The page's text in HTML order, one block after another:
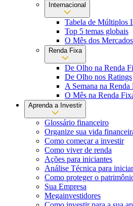
Internacional
Tabela de Múltiplos
Top 5 temas globais
O Mês dos
Renda Fixa
De Olho na Renda
De Olho nos Ratings
A Semana na Renda
O Mês na Renda
Aprenda a Investir
Glossário financeiro
Organize sua vida
Como começar a investir
Como viver de renda
Ações para iniciantes
Análise Técnica para
Como proteger o
Sua Empresa
Megainvestidores